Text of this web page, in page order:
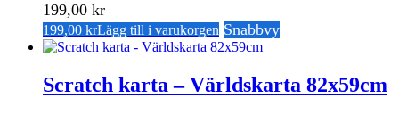
199,00 kr
199,00 krLägg till i varukorgen Snabbvy
Scratch karta – Världskarta 82x59cm